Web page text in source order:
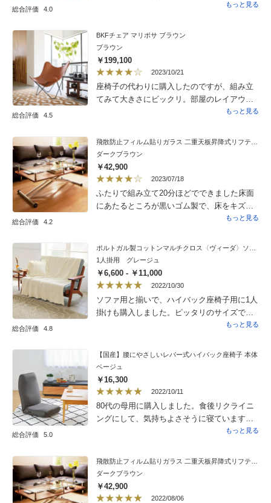
総合評価 4.0
割安になる価格設定をしていただけると助か
分に小さな敷物を置いていますが，もう少し
（あと30センチ）長いとよかったかも。
もっと見る
総合評価 4.5
BKFチェア マリポサ ブラウン
ブラウン
￥199,100
2023/10/21
座椅子の代わりに購入したのですが、組み立
てみて大きさにビックリ。部屋のレイアウト
変更して、今では自分の定位置として落ち着
です。
もっと見る
総合評価 4.2
ダークブラウン
￥42,900
2023/07/18
ふたりで組み立て20分ほどでできました床面
にあたるところが黒いゴム製で、床をキズつ
けなくていいです見映えもスタイリッシュで
もっと見る
総合評価 4.8
1人掛用 グレージュ
￥6,600 - ￥11,000
2022/10/30
ソファ用と揃いで、ハイバック座椅子用に1人
掛けも購入しました。ピッタリのサイズでし
た。マルチクロスは仮眠の時に身体に掛ける
もっと見る
総合評価 5.0
【国産】腰にやさしいレバー式ハイバック座椅子 本体
ベージュ
￥16,300
2022/10/11
80代の母用に購入しました。食後リクライニ
ングにして、気持ちよさそうに寝ています。
逆流性食道炎も防げそうです。首も疲れない
もっと見る
ダークブラウン
￥42,900
2022/08/06